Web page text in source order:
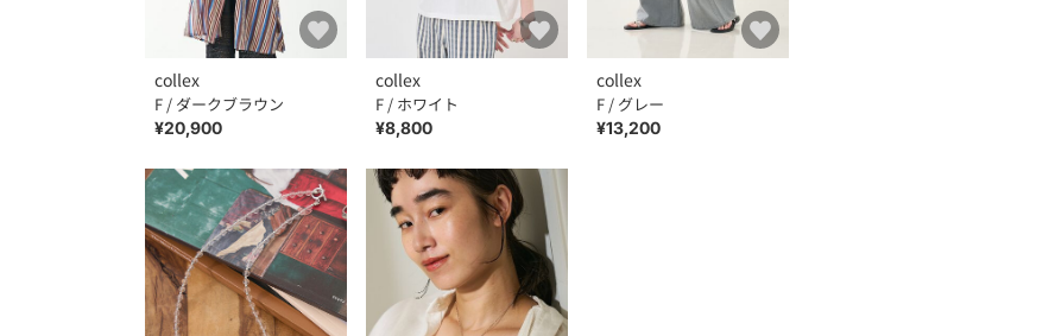
collex
F / ダークブラウン
¥20,900
collex
F / ホワイト
¥8,800
collex
F / グレー
¥13,200